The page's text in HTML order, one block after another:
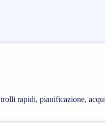
rapidi, pianificazione,